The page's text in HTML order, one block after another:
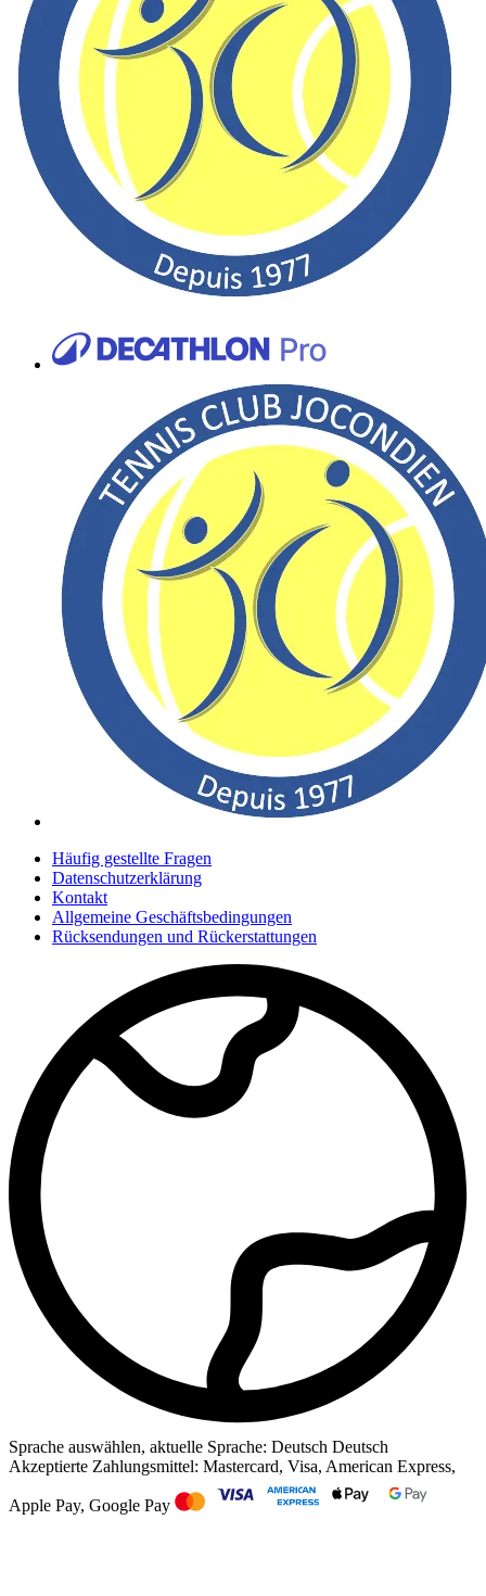
Häufig gestellte Fragen
Datenschutzerklärung
Kontakt
Allgemeine Geschäftsbedingungen
Rücksendungen und Rückerstattungen
Sprache auswählen, aktuelle Sprache: Deutsch Deutsch
Akzeptierte Zahlungsmittel: Mastercard, Visa, American Express,
Apple Pay, Google Pay